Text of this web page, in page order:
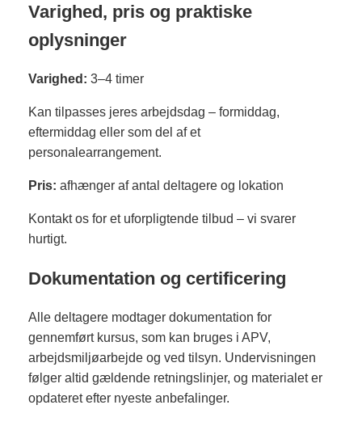
Varighed, pris og praktiske
oplysninger
Varighed: 3–4 timer
Kan tilpasses jeres arbejdsdag – formiddag,
eftermiddag eller som del af et
personalearrangement.
Pris: afhænger af antal deltagere og lokation
Kontakt os for et uforpligtende tilbud – vi svarer
hurtigt.
Dokumentation og certificering
Alle deltagere modtager dokumentation for
gennemført kursus, som kan bruges i APV,
arbejdsmiljøarbejde og ved tilsyn. Undervisningen
følger altid gældende retningslinjer, og materialet er
opdateret efter nyeste anbefalinger.